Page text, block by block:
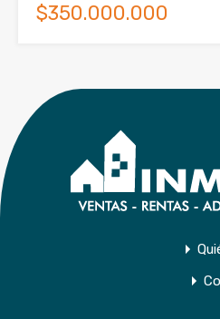
$350.000.000